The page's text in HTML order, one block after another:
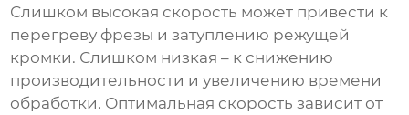
Слишком высокая скорость может привести к
перегреву фрезы и затуплению режущей
кромки. Слишком низкая – к снижению
производительности и увеличению времени
обработки. Оптимальная скорость зависит от